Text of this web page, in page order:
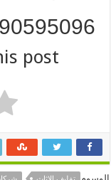
post?